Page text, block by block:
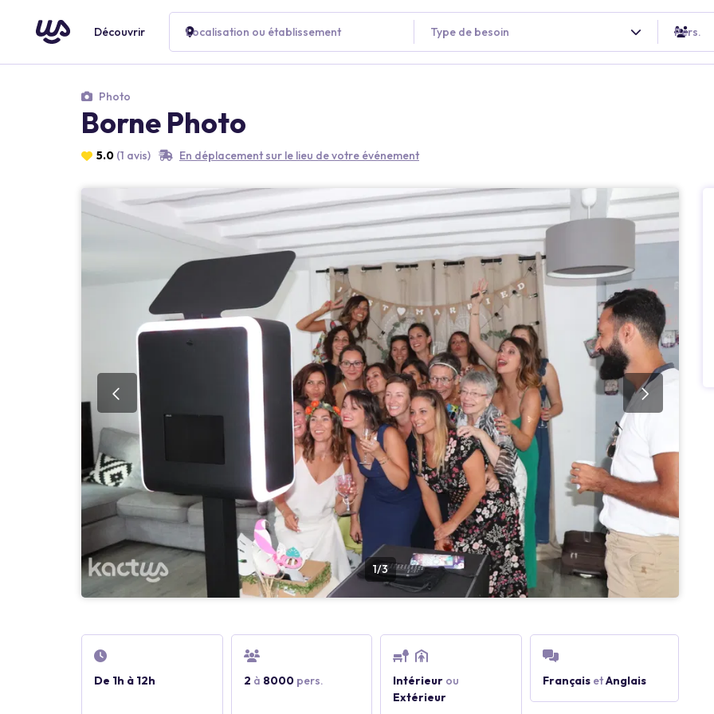
Découvrir Localisation ou établissement Type de besoin Pers.
Photo
Borne Photo
5.0 (1 avis) En déplacement sur le lieu de votre événement
1/3
De 1h à 12h 2 à 8000pers. Intérieur ou
Extérieur
FrançaisetAnglais